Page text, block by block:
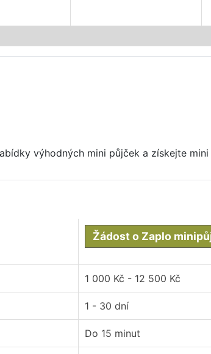
výhodných mini půjček a získejte
Žádost o Zaplo
1 000 Kč - 12 500 Kč
1 - 30 dní
Do 15 minut